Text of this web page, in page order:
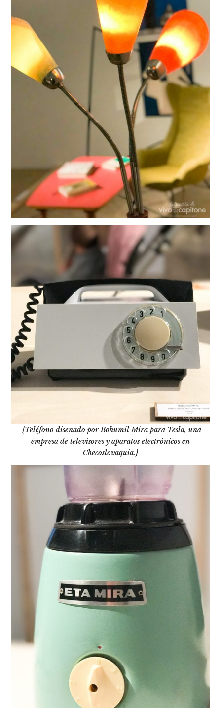
{Teléfono diseñado por Bohumíl Míra para Tesla, una
empresa de televisores y aparatos electrónicos en
Checoslovaquia.}